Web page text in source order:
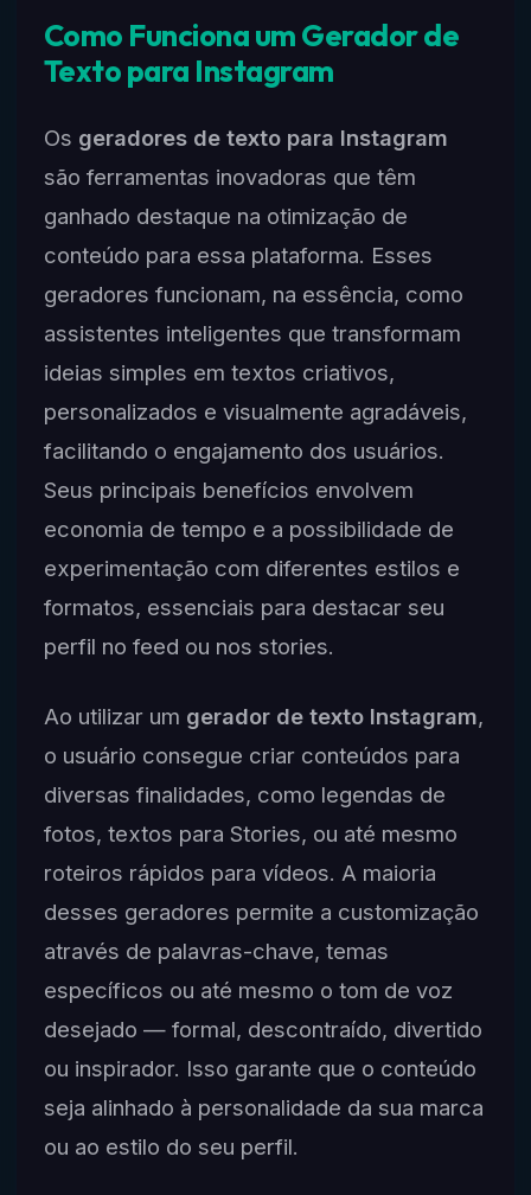
Como Funciona um Gerador de
Texto para Instagram
Os geradores de texto para Instagram
são ferramentas inovadoras que têm
ganhado destaque na otimização de
conteúdo para essa plataforma. Esses
geradores funcionam, na essência, como
assistentes inteligentes que transformam
ideias simples em textos criativos,
personalizados e visualmente agradáveis,
facilitando o engajamento dos usuários.
Seus principais benefícios envolvem
economia de tempo e a possibilidade de
experimentação com diferentes estilos e
formatos, essenciais para destacar seu
perfil no feed ou nos stories.
Ao utilizar um gerador de texto Instagram,
o usuário consegue criar conteúdos para
diversas finalidades, como legendas de
fotos, textos para Stories, ou até mesmo
roteiros rápidos para vídeos. A maioria
desses geradores permite a customização
através de palavras-chave, temas
específicos ou até mesmo o tom de voz
desejado — formal, descontraído, divertido
ou inspirador. Isso garante que o conteúdo
seja alinhado à personalidade da sua marca
ou ao estilo do seu perfil.